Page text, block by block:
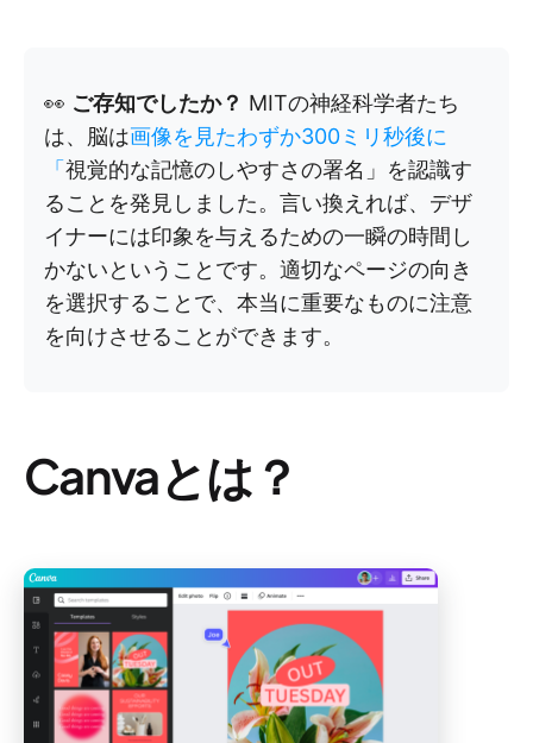
👀 ご存知でしたか？ MITの神経科学者たち
は、脳は画像を見たわずか300ミリ秒後に
「 視覚的な記憶のしやすさの署名」を認識す
ることを発見しました。言い換えれば、デザ
イナーには印象を与えるための一瞬の時間し
かないということです。適切なページの向き
を選択することで、本当に重要なものに注意
を向けさせることができます。
Canvaとは？